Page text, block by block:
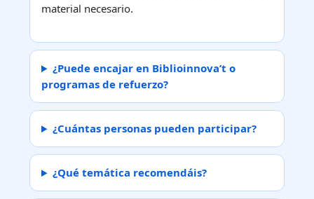
material necesario.
¿Puede encajar en Biblioinnova’t o
programas de refuerzo?
¿Cuántas personas pueden participar?
¿Qué temática recomendáis?